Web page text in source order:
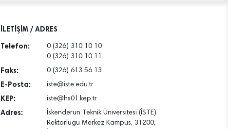
İLETİŞİM / ADRES
Telefon:
0 (326) 310 10 10
0 (326) 310 10 11
Faks: 0 (326) 613 56 13
E-Posta: iste@iste.edu.tr
KEP: iste@hs01.kep.tr
Adres:
İskenderun Teknik Üniversitesi (İSTE)
Rektörlüğü Merkez Kampüs, 31200,